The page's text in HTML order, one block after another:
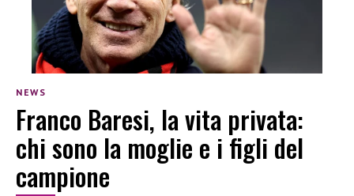
NEWS
Franco Baresi, la vita privata:
chi sono la moglie e i figli del
campione